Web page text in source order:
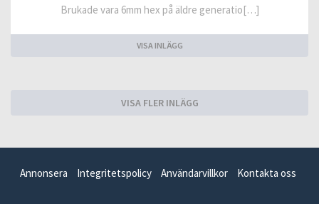
Brukade vara 6mm hex på äldre generatio[…]
VISA INLÄGG
VISA FLER INLÄGG
Annonsera Integritetspolicy Användarvillkor Kontakta oss